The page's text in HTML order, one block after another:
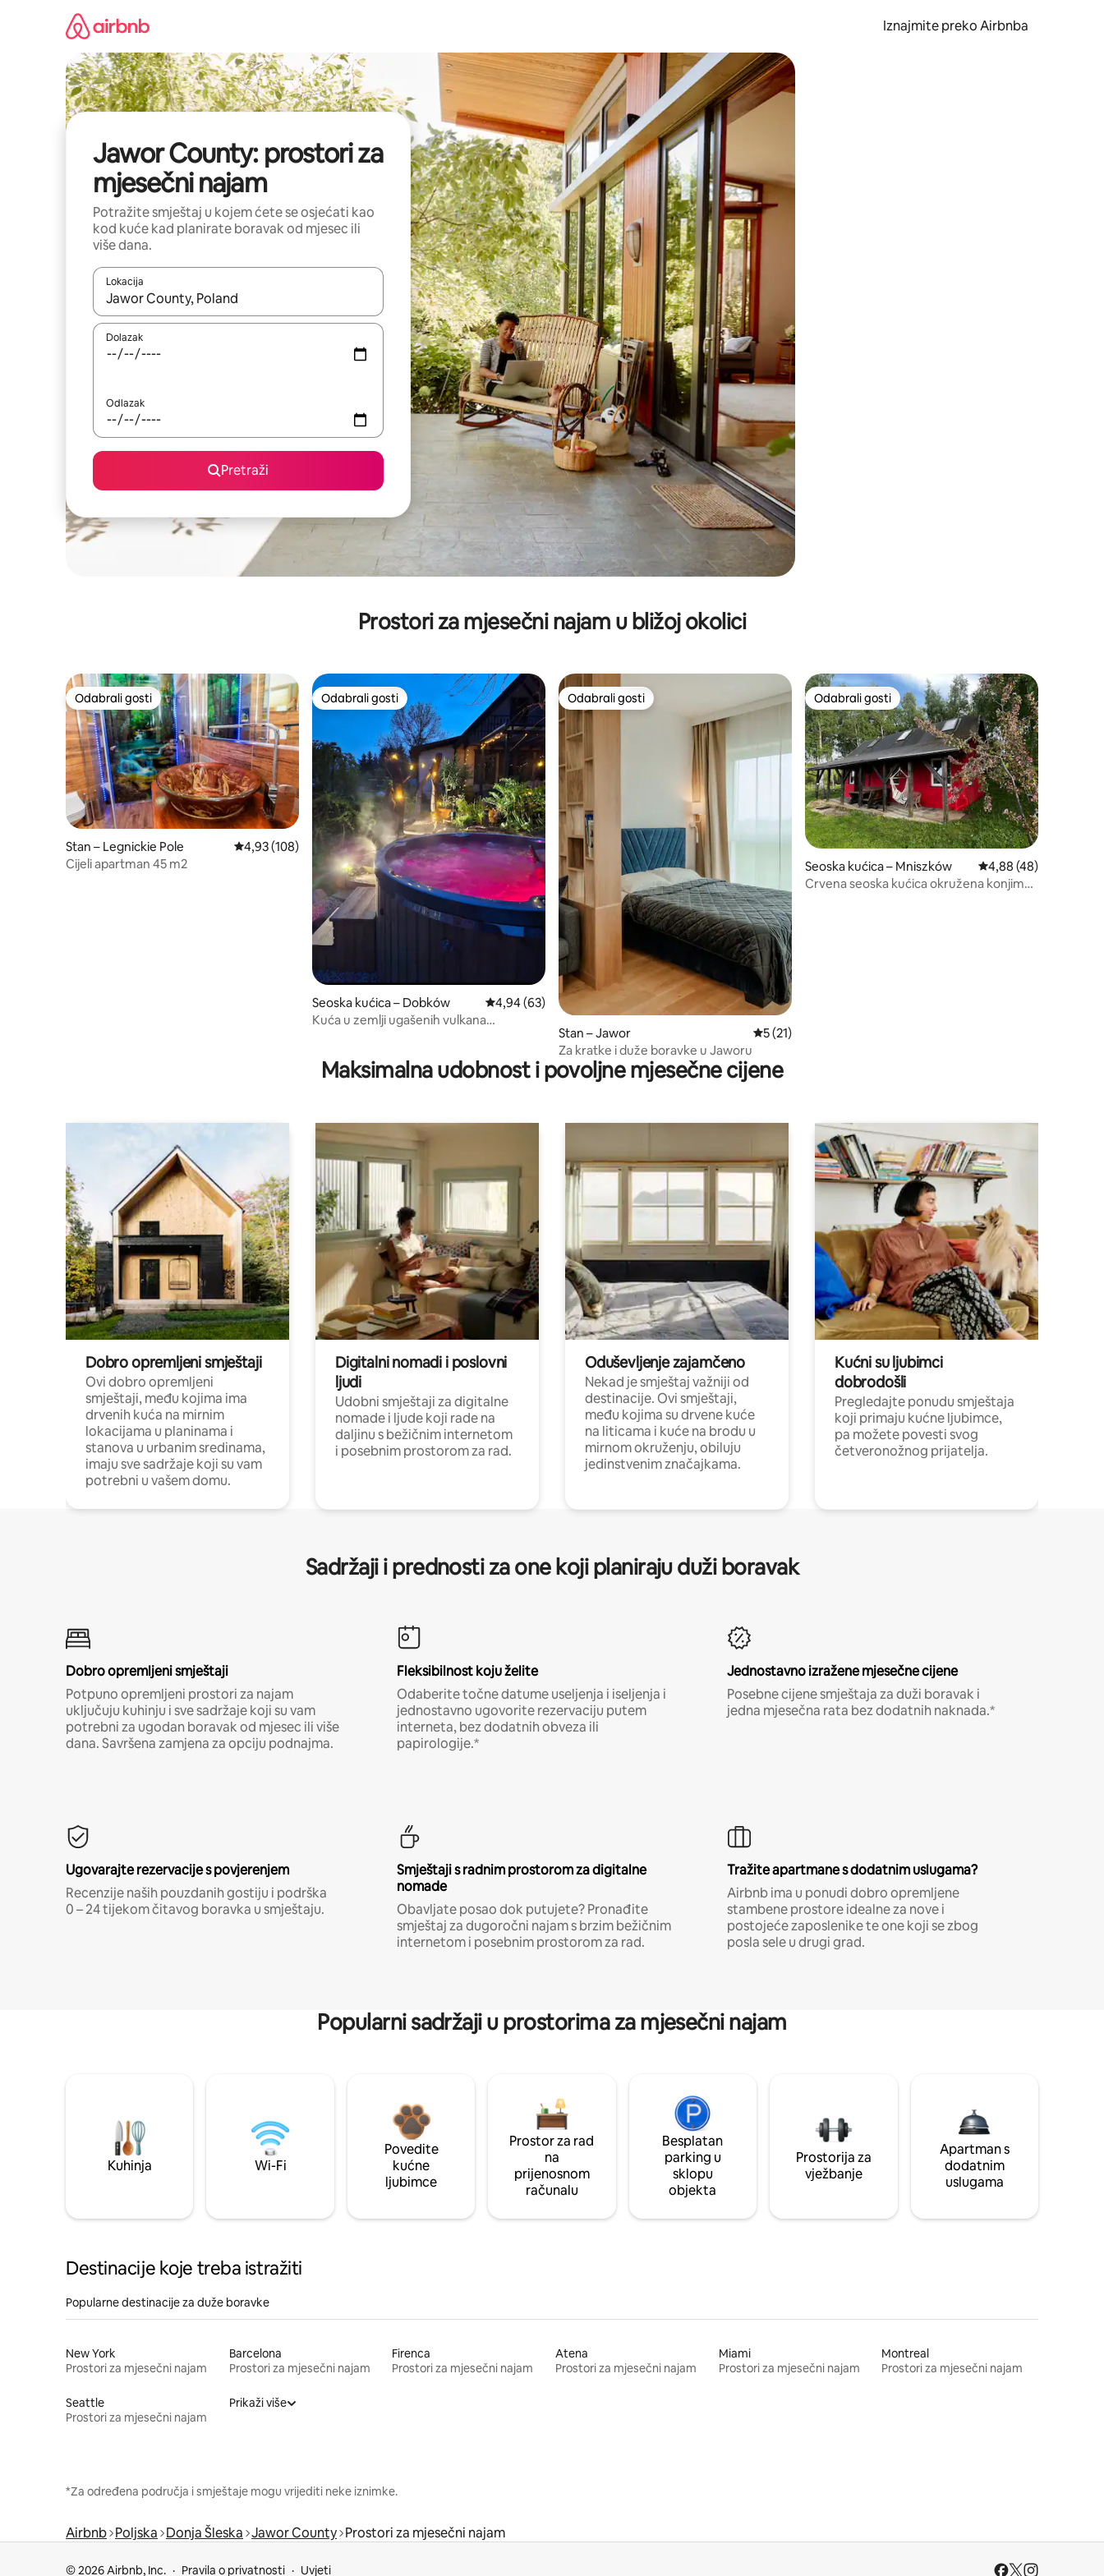
Iznajmite preko Airbnba
Jawor County: prostori za
mjesečni najam
Potražite smještaj u kojem ćete se osjećati kao
kod kuće kad planirate boravak od mjesec ili
više dana.
Lokacija
Kada budu dostupni rezultati, moći ćete ih pregledati koristeći se strelicama prema gore i prema dolje, kao i dodirom ili prelaskom prstom po zaslonu.
Dolazak
Odlazak
Pretraži
Prostori za mjesečni najam u bližoj okolici
Odabrali gosti
Odabrali gosti
Stan – Legnickie Pole Prosječna ocjena: 4,93/5, recenzija: 108
4,93 (108)
Cijeli apartman 45 m2
Odabrali gosti
Odabrali gosti
Seoska kućica – Dobków Prosječna ocjena: 4,94/5, recenzija: 63
4,94 (63)
Kuća u zemlji ugašenih vulkana
Odabrali gosti
Odabrali gosti
Stan – Jawor Prosječna ocjena: 5/5, recenzija: 21
5 (21)
Za kratke i duže boravke u Jaworu
Odabrali gosti
Odabrali gosti
Seoska kućica – Mniszków Prosječna ocjena:
4,88 (48)
Crvena seoska kućica okružena konjima
Maksimalna udobnost i povoljne mjesečne cijene
Dobro opremljeni smještaji
Ovi dobro opremljeni
smještaji, među kojima ima
drvenih kuća na mirnim
lokacijama u planinama i
stanova u urbanim sredinama,
imaju sve sadržaje koji su vam
potrebni u vašem domu.
Digitalni nomadi i poslovni
ljudi
Udobni smještaji za digitalne
nomade i ljude koji rade na
daljinu s bežičnim internetom
i posebnim prostorom za rad.
Oduševljenje zajamčeno
Nekad je smještaj važniji od
destinacije. Ovi smještaji,
među kojima su drvene kuće
na liticama i kuće na brodu u
mirnom okruženju, obiluju
jedinstvenim značajkama.
Kućni su ljubimci
dobrodošli
Pregledajte ponudu smještaja
koji primaju kućne ljubimce,
pa možete povesti svog
četveronožnog prijatelja.
Sadržaji i prednosti za one koji planiraju duži boravak
Dobro opremljeni smještaji
Potpuno opremljeni prostori za najam
uključuju kuhinju i sve sadržaje koji su vam
potrebni za ugodan boravak od mjesec ili više
dana. Savršena zamjena za opciju podnajma.
Fleksibilnost koju želite
Odaberite točne datume useljenja i iseljenja i
jednostavno ugovorite rezervaciju putem
interneta, bez dodatnih obveza ili
papirologije.*
Jednostavno izražene mjesečne cijene
Posebne cijene smještaja za duži boravak i
jedna mjesečna rata bez dodatnih naknada.*
Ugovarajte rezervacije s povjerenjem
Recenzije naših pouzdanih gostiju i podrška
0 – 24 tijekom čitavog boravka u smještaju.
Smještaji s radnim prostorom za digitalne
nomade
Obavljate posao dok putujete? Pronađite
smještaj za dugoročni najam s brzim bežičnim
internetom i posebnim prostorom za rad.
Tražite apartmane s dodatnim uslugama?
Airbnb ima u ponudi dobro opremljene
stambene prostore idealne za nove i
postojeće zaposlenike te one koji se zbog
posla sele u drugi grad.
Popularni sadržaji u prostorima za mjesečni najam
Kuhinja Wi-Fi
Povedite
kućne
ljubimce
Prostor za rad
na
prijenosnom
računalu
Besplatan
parking u
sklopu
objekta
Prostorija za
vježbanje
Apartman s
dodatnim
uslugama
Destinacije koje treba istražiti
Popularne destinacije za duže boravke
New York
Prostori za mjesečni najam
Barcelona
Prostori za mjesečni najam
Firenca
Prostori za mjesečni najam
Atena
Prostori za mjesečni najam
Miami
Prostori za mjesečni najam
Montreal
Prostori za mjesečni najam
Seattle
Prostori za mjesečni najam
Prikaži više
*Za određena područja i smještaje mogu vrijediti neke iznimke.
Airbnb Poljska Donja Šleska Jawor County Prostori za mjesečni najam
© 2026 Airbnb, Inc. Pravila o privatnosti Uvjeti